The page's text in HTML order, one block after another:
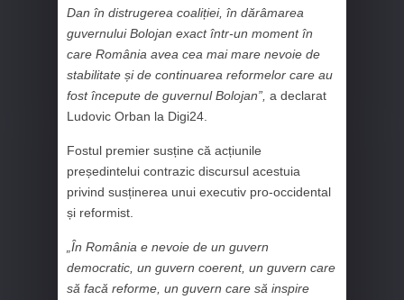
Dan în distrugerea coaliției, în dărâmarea
guvernului Bolojan exact într-un moment în
care România avea cea mai mare nevoie de
stabilitate și de continuarea reformelor care au
fost începute de guvernul Bolojan”, a declarat
Ludovic Orban la Digi24.
Fostul premier susține că acțiunile
președintelui contrazic discursul acestuia
privind susținerea unui executiv pro-occidental
și reformist.
„În România e nevoie de un guvern
democratic, un guvern coerent, un guvern care
să facă reforme, un guvern care să inspire